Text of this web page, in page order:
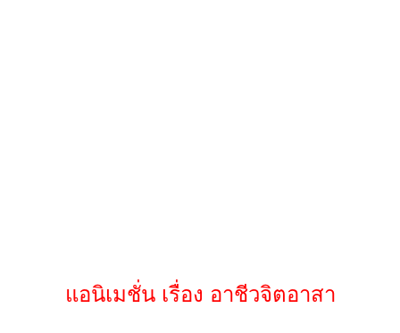
แอนิเมชั่น เรื่อง อาชีวจิตอาสา